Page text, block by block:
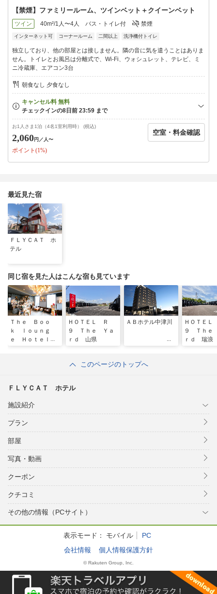
※お荷物はお預かりできません。美濃太田駅南口にあるコインロ
ッカーをご利用ください。
※添い寝は大人1人に対して、幼児1人まで（寝具・アメニティな
し）。
※当ホテルでは地球にやさしい取り込みをしているため、3泊ごと
に一度清掃することを実施しております。3泊以内のご宿泊は、タ
オル類のみの交換となりますので、予めご了承ください。
のお客様でも安心してご利用いただける環境を提供しています。
上のものを使用して、清潔感と最高の眠りを提供するよう努力い
たします。
※耳栓もご用意しておりますので、音に敏感なお客様も安心して
お過ごしいただけます。
【禁煙】ファミリールーム、ツインベット＋クイーンベット
ツイン 40m²/1人〜4人 バス・トイレ付 禁煙
インターネット可 コーナールーム 二間以上 洗浄機付トイレ
独立しており、他の部屋とは接しません。隣の音に気を遣うことはありま
せん。トイレとお風呂は分離式で、Wi-Fi、ウォシュレット、テレビ、ミ
ニ冷蔵庫、エアコン3台
朝食なし 夕食なし
お1人さま1泊（4名1室利用時） (税込)
2,060円 ／人〜
ポイント(1%)
空室・料金確認
最近見た宿
ＦＬＹＣＡＴ ホ
テル
同じ宿を見た人はこんな宿も見ています
Ｔｈｅ Ｂｏｏ
ｋ ｌｏｕｎｇ
ｅ Ｈｏｔｅｌ
ＨＯＴＥＬ Ｒ
９ Ｔｈｅ Ｙａ
ｒｄ 山県
ＡＢホテル中津川
ＨＯＴＥ
９ Ｔｈｅ
ｒｄ 瑞浪
このページのトップへ
ＦＬＹＣＡＴ ホテル
施設紹介
プラン
部屋
写真・動画
クーポン
クチコミ
その他の情報（PCサイト）
表示モード： モバイル
PC
会社情報
個人情報保護方針
© Rakuten Group, Inc.